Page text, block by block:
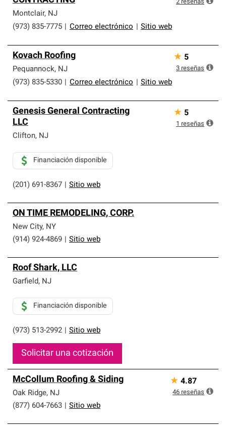
Montclair, NJ
(973) 835-7775
Correo electrónico Sitio web
2 reseñas
Kovach Roofing
Pequannock, NJ
(973) 835-5330
Correo electrónico Sitio web
★ 5
3 reseñas
Genesis General Contracting
LLC
Clifton, NJ
(201) 691-8367 Sitio web
Financiación disponible
★ 5
1 reseñas
ON TIME REMODELING, CORP.
New City, NY
(914) 924-4869
Sitio web
Roof Shark, LLC
Garfield, NJ
(973) 513-2992 Sitio web
Financiación disponible
Solicitar una cotización
McCollum Roofing & Siding
Oak Ridge, NJ
(877) 604-7663
Sitio web
★ 4.87
46 reseñas